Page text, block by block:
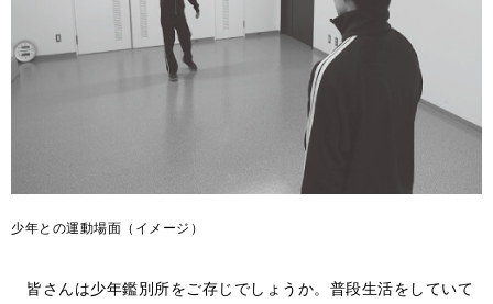
少年との運動場面（イメージ）
皆さんは少年鑑別所をご存じでしょうか。普段生活をしていて